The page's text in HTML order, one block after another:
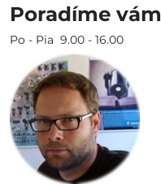
Poradíme vám
Po - Pia 9.00 - 16.00